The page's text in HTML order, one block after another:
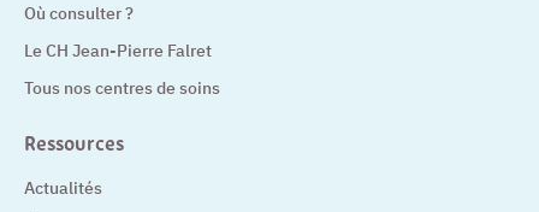
Où consulter ?
Le CH Jean-Pierre Falret
Tous nos centres de soins
Ressources
Actualités